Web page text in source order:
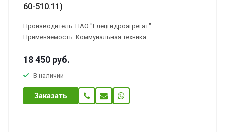
60-510.11)
Производитель: ПАО "Елецгидроагрегат"
Применяемость: Коммунальная техника
18 450 руб.
В наличии
Заказать